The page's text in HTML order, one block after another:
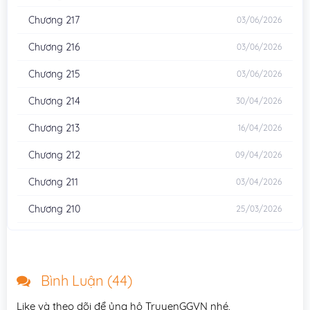
Chương 217 03/06/2026
Chương 216 03/06/2026
Chương 215 03/06/2026
Chương 214 30/04/2026
Chương 213 16/04/2026
Chương 212 09/04/2026
Chương 211 03/04/2026
Chương 210 25/03/2026
Chương 206
Bình Luận (44)
Like và theo dõi để ủng hộ TruyenGGVN nhé.